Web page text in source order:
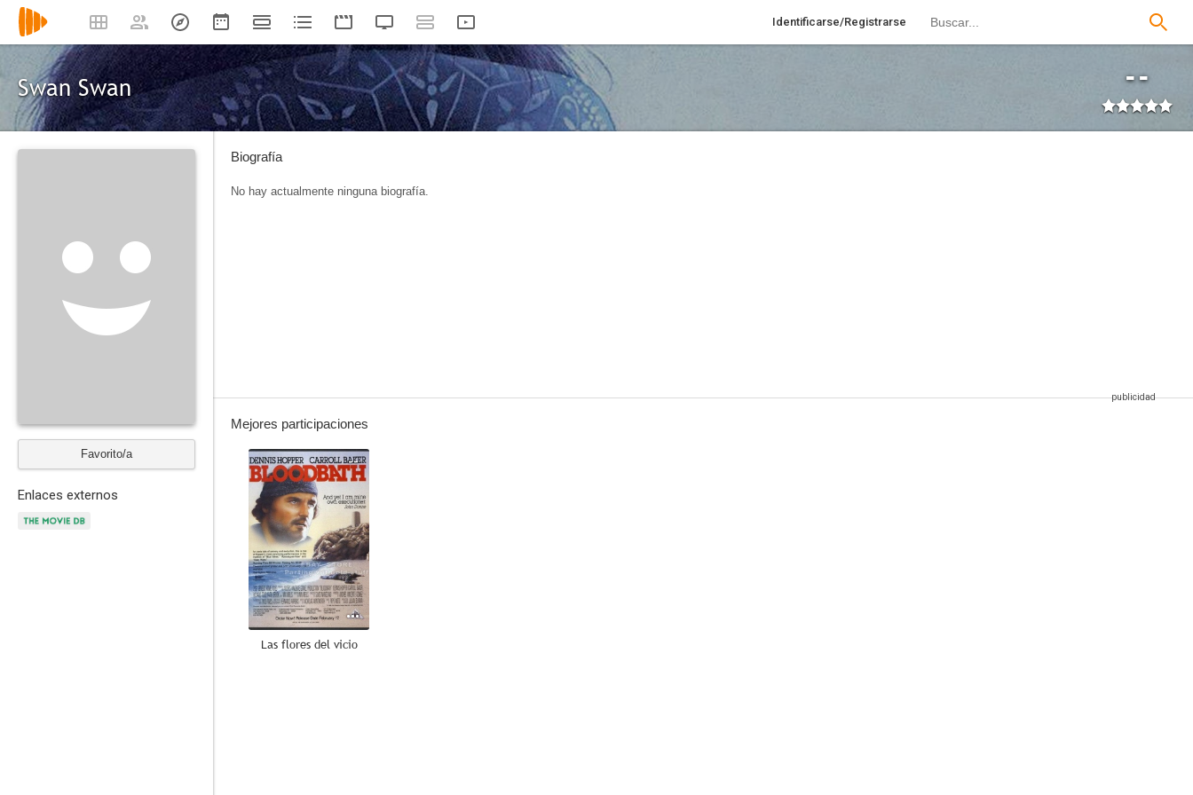
Identificarse/Registrarse
Swan Swan --
Favorito/a
Enlaces externos
Biografía
No hay actualmente ninguna biografía.
Mejores participaciones
--
Las flores del vicio